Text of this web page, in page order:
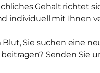
Gehalt richtet
individuell mit Ihnen
Sie suchen eine
Senden Sie